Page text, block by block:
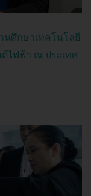
นศึกษาเทคโนโลยี
ไฟฟ้า ณ ประเทศ